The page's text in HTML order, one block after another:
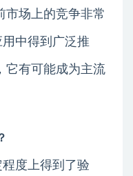
市场上的竞争非常
用中得到广泛推
它有可能成为主流
程度上得到了验